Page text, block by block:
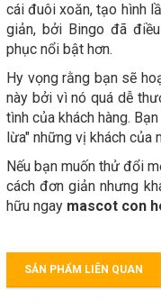
cái đuôi xoăn, tạo hình
giản, bởi Bingo đã
phục nổi bật hơn.
Hy vọng rằng bạn sẽ
này bởi vì nó quá dễ
tình của khách hàng.
lừa" những vị khách của
Nếu bạn muốn thử đổi
cách đơn giản nhưng
hữu ngay mascot con
SẢN PHẨM LIÊN QUAN